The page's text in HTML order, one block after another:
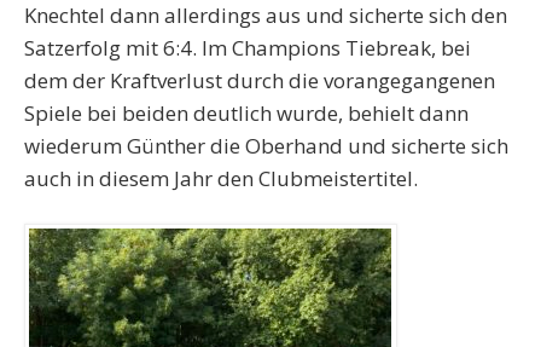
Knechtel dann allerdings aus und sicherte sich den
Satzerfolg mit 6:4. Im Champions Tiebreak, bei
dem der Kraftverlust durch die vorangegangenen
Spiele bei beiden deutlich wurde, behielt dann
wiederum Günther die Oberhand und sicherte sich
auch in diesem Jahr den Clubmeistertitel.